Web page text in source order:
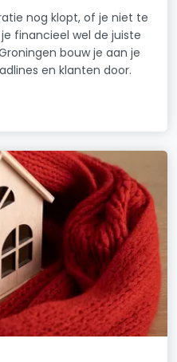
nog klopt, of je niet te
financieel wel de juiste
bouw je aan je
en klanten door.